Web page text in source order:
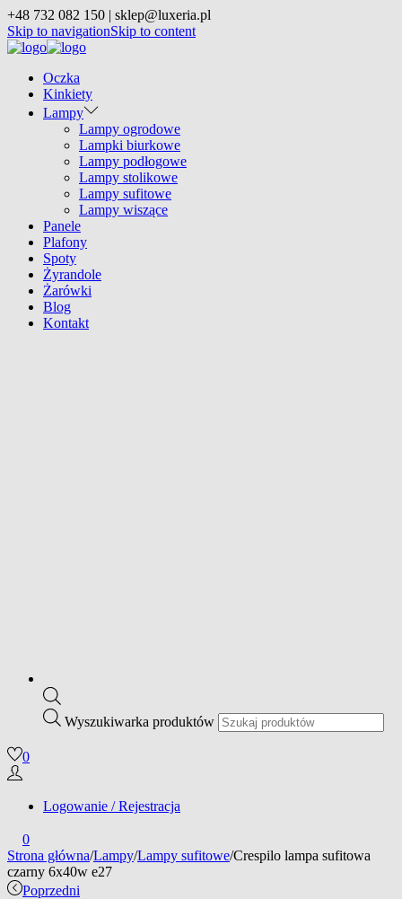
+48 732 082 150 | sklep@luxeria.pl
Skip to navigationSkip to content
Oczka
Kinkiety
Lampy
Lampy ogrodowe
Lampki biurkowe
Lampy podłogowe
Lampy stolikowe
Lampy sufitowe
Lampy wiszące
Panele
Plafony
Spoty
Żyrandole
Żarówki
Blog
Kontakt
Wyszukiwarka produktów
0
Logowanie / Rejestracja
0
Strona główna/Lampy/Lampy sufitowe/Crespilo lampa sufitowa
czarny 6x40w e27
Poprzedni